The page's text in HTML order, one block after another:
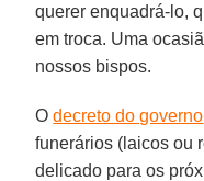
querer enquadrá-lo,
em troca. Uma
nossos bispos.
Odecreto do governo
funerários (laicos ou
delicado para os